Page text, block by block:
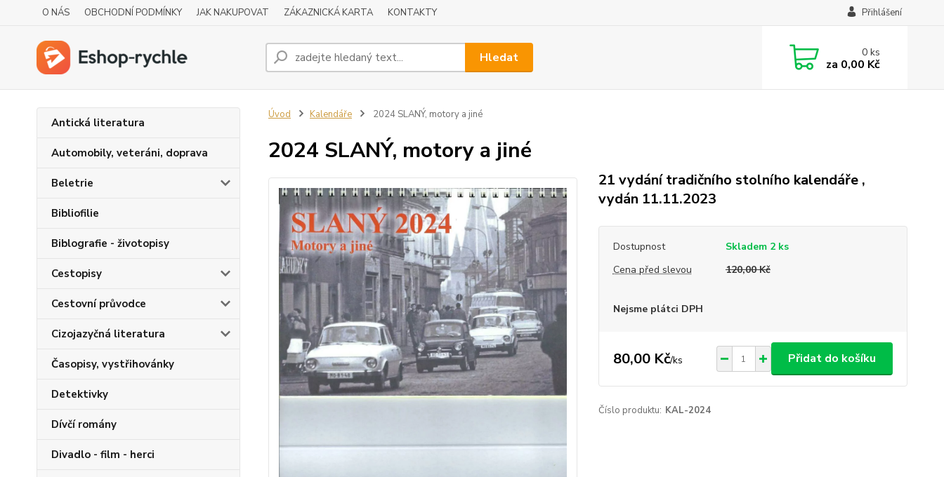
O NÁS OBCHODNÍ PODMÍNKY JAK NAKUPOVAT ZÁKAZNICKÁ KARTA KONTAKTY Přihlášení
Hledat 0ks
za 0,00 Kč
Antická literatura
Automobily, veteráni, doprava
Beletrie
Bibliofilie
Biblografie - životopisy
Cestopisy
Cestovní průvodce
Cizojazyčná literatura
Časopisy, vystřihovánky
Detektivky
Dívčí romány
Divadlo - film - herci
Úvod Kalendáře 2024 SLANÝ, motory a jiné
2024 SLANÝ, motory a jiné
21 vydání tradičního stolního kalendáře ,
vydán 11.11.2023
Dostupnost
Skladem 2 ks
Cena před slevou
120,00 Kč
Nejsme plátci DPH
80,00 Kč/ks Přidat do košíku
Číslo produktu: KAL-2024